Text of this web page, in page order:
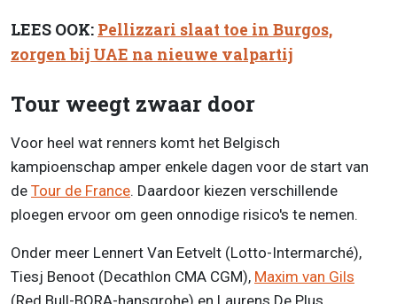
LEES OOK: Pellizzari slaat toe in Burgos,
zorgen bij UAE na nieuwe valpartij
Tour weegt zwaar door
Voor heel wat renners komt het Belgisch
kampioenschap amper enkele dagen voor de start van
de Tour de France. Daardoor kiezen verschillende
ploegen ervoor om geen onnodige risico's te nemen.
Onder meer Lennert Van Eetvelt (Lotto-Intermarché),
Tiesj Benoot (Decathlon CMA CGM), Maxim van Gils